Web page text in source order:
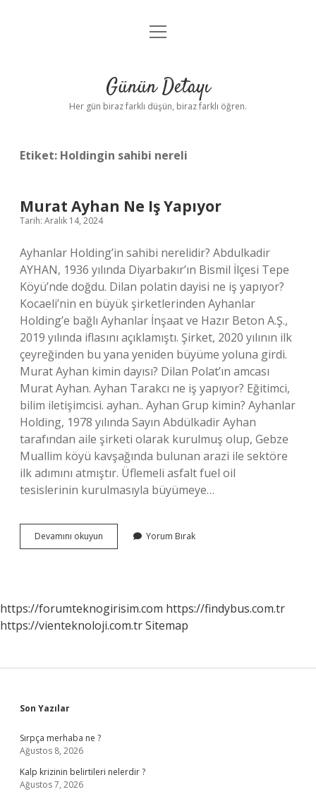
Anasayfa
Yasal Uyarı
menüyü
Günün Detayı
Her gün biraz farklı düşün, biraz farklı öğren.
Etiket: Holdingin sahibi nereli
Murat Ayhan Ne Iş Yapıyor
Tarih: Aralık 14, 2024
Ayhanlar Holding’in sahibi nerelidir? Abdulkadir
AYHAN, 1936 yılında Diyarbakır’ın Bismil İlçesi Tepe
Köyü’nde doğdu. Dilan polatin dayisi ne iş yapıyor?
Kocaeli’nin en büyük şirketlerinden Ayhanlar
Holding’e bağlı Ayhanlar İnşaat ve Hazır Beton A.Ş.,
2019 yılında iflasını açıklamıştı. Şirket, 2020 yılının ilk
çeyreğinden bu yana yeniden büyüme yoluna girdi.
Murat Ayhan kimin dayısı? Dilan Polat’ın amcası
Murat Ayhan. Ayhan Tarakcı ne iş yapıyor? Eğitimci,
bilim iletişimcisi. ayhan.. Ayhan Grup kimin? Ayhanlar
Holding, 1978 yılında Sayın Abdülkadir Ayhan
tarafından aile şirketi olarak kurulmuş olup, Gebze
Muallim köyü kavşağında bulunan arazi ile sektöre
ilk adımını atmıştır. Üflemeli asfalt fuel oil
tesislerinin kurulmasıyla büyümeye…
Devamını okuyun
Ayhan
Yorum Bırak
https://forumteknogirisim.com https://findybus.com.tr
https://vienteknoloji.com.trSitemap
Sidebar
Son Yazılar
Sırpça merhaba ne ?
Ağustos 8, 2026
Kalp krizinin belirtileri nelerdir ?
Ağustos 7, 2026